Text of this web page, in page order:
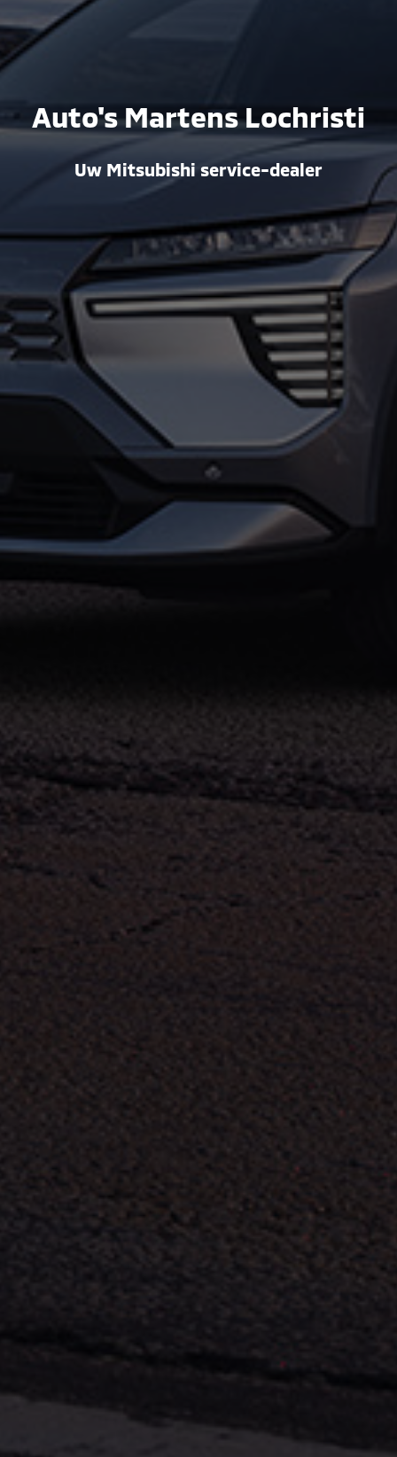
Auto's Martens Lochristi
Uw Mitsubishi service-dealer